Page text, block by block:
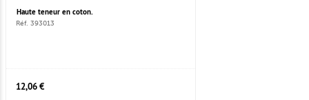
Haute teneur en coton.
Réf. 393013
12,06 €